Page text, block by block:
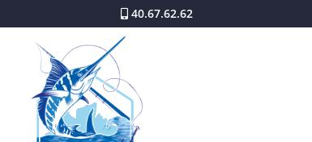
40.67.62.62